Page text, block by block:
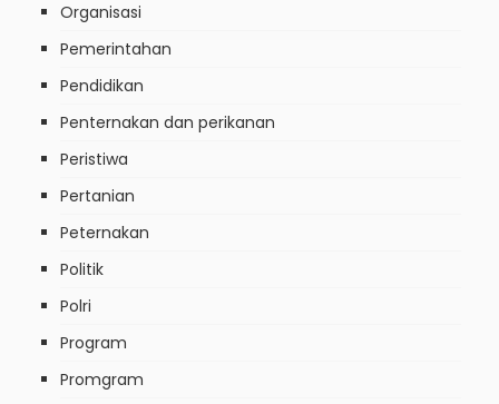
Organisasi
Pemerintahan
Pendidikan
Penternakan dan perikanan
Peristiwa
Pertanian
Peternakan
Politik
Polri
Program
Promgram